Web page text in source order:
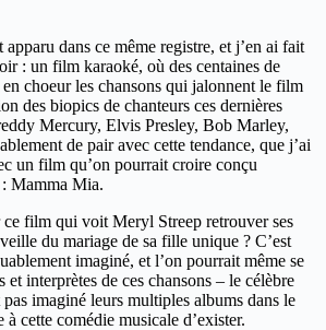
dans ce même registre, et j’en ai fait
: un film karaoké, où des centaines de
en choeur les chansons qui jalonnent le film
des biopics de chanteurs ces dernières
Mercury, Elvis Presley, Bob Marley,
de pair avec cette tendance, que j’ai
un film qu’on pourrait croire conçu
Mamma Mia.
film qui voit Meryl Streep retrouver ses
du mariage de sa fille unique ? C’est
imaginé, et l’on pourrait même se
et interprètes de ces chansons – le célèbre
imaginé leurs multiples albums dans le
cette comédie musicale d’exister.